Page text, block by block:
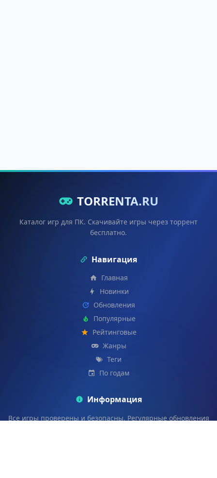
TORRENTA.RU
Каталог игр для ПК. Скачивайте игры через торрент
бесплатно.
Навигация
Главная
Новинки
Обновления
Популярные
Рейтинговые
Жанры
Теги
По годам
Информация
Все игры проверены и безопасны. Регулярные обновления